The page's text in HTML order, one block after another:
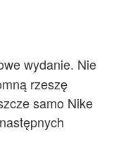
wydanie. Nie
rzeszę
samo Nike